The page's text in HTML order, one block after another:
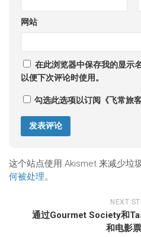
网站
在此浏览器中保存我的显示
以便下次评论时使用。
勾选此选项以订阅《飞常旅
这个站点使用 Akismet 来减少垃
何被处理。
NEXT
通过Gourmet Society和
和电影